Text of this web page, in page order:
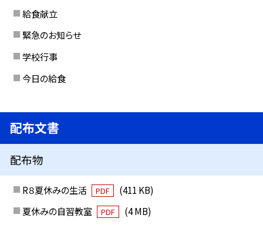
給食献立
緊急のお知らせ
学校行事
今日の給食
配布文書
配布物
R８夏休みの生活 PDF
(411 KB)
夏休みの自習教室
PDF (4 MB)